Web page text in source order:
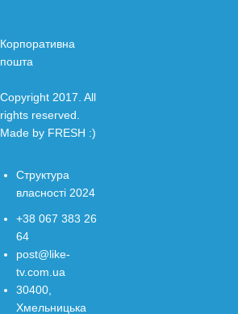
Корпоративна
пошта
Copyright 2017. All
rights reserved.
Made by FRESH :)
Структура
власності 2024
+38 067 383 26
64
post@like-
tv.com.ua
30400,
Хмельницька